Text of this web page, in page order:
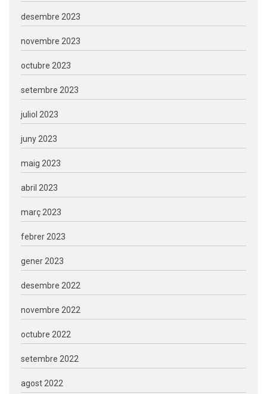
desembre 2023
novembre 2023
octubre 2023
setembre 2023
juliol 2023
juny 2023
maig 2023
abril 2023
març 2023
febrer 2023
gener 2023
desembre 2022
novembre 2022
octubre 2022
setembre 2022
agost 2022